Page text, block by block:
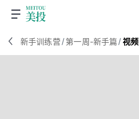
新手训练营 /第一周-新手篇 /视频